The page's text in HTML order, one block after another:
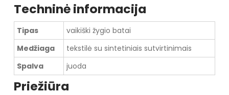
Techninė informacija
Tipas
vaikiški žygio batai
Medžiaga
tekstilė su sintetiniais sutvirtinimais
Spalva
juoda
Priežiūra